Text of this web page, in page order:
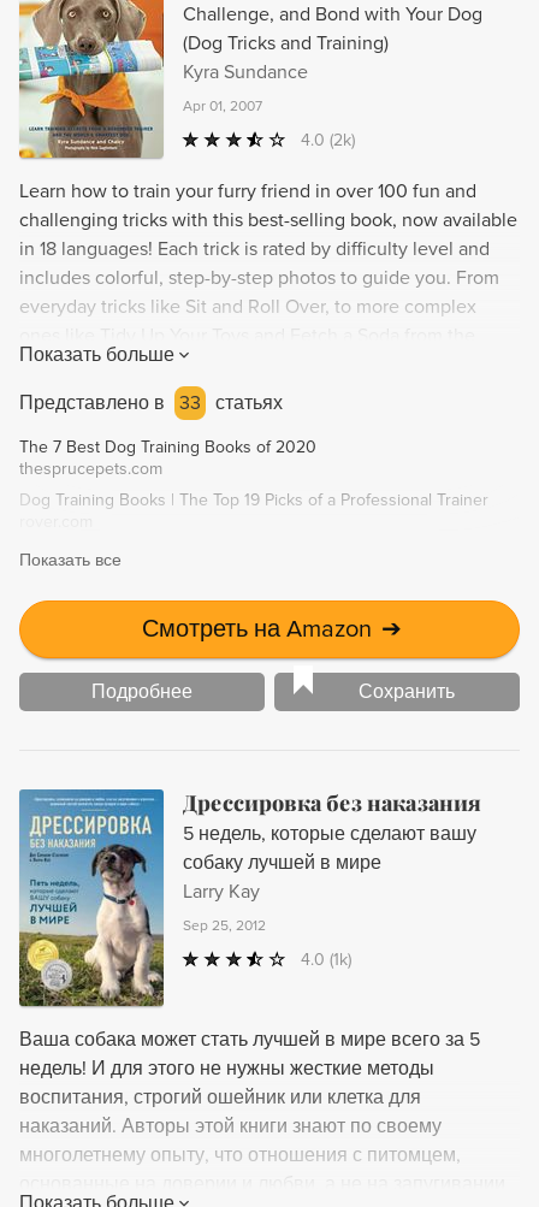
Challenge, and Bond with Your Dog
(Dog Tricks and Training)
Kyra Sundance
Apr 01, 2007
4.0 (2k)
Learn how to train your furry friend in over 100 fun and
challenging tricks with this best-selling book, now available
in 18 languages! Each trick is rated by difficulty level and
includes colorful, step-by-step photos to guide you. From
everyday tricks like Sit and Roll Over, to more complex
Fridge, you and your pup are sure to have a blast learning
together. This book is perfect for building a stronger bond
with your dog, improving their physical and mental health,
and even exploring dog sports and therapy work. Plus,
discover even more dog training resources from the same
author for endless fun and learning opportunities.
Показать больше
Представлено в
33 статьях
The 7 Best Dog Training Books of 2020
thesprucepets.com
Dog Training Books | The Top 19 Picks of a Professional Trainer
Показать все
Смотреть на Amazon ➔
Подробнее Сохранить
Дрессировка без наказания
5 недель, которые сделают вашу
собаку лучшей в мире
Larry Kay
Sep 25, 2012
4.0 (1k)
Ваша собака может стать лучшей в мире всего за 5
недель! И для этого не нужны жесткие методы
воспитания, строгий ошейник или клетка для
наказаний. Авторы этой книги знают по своему
многолетнему опыту, что отношения с питомцем,